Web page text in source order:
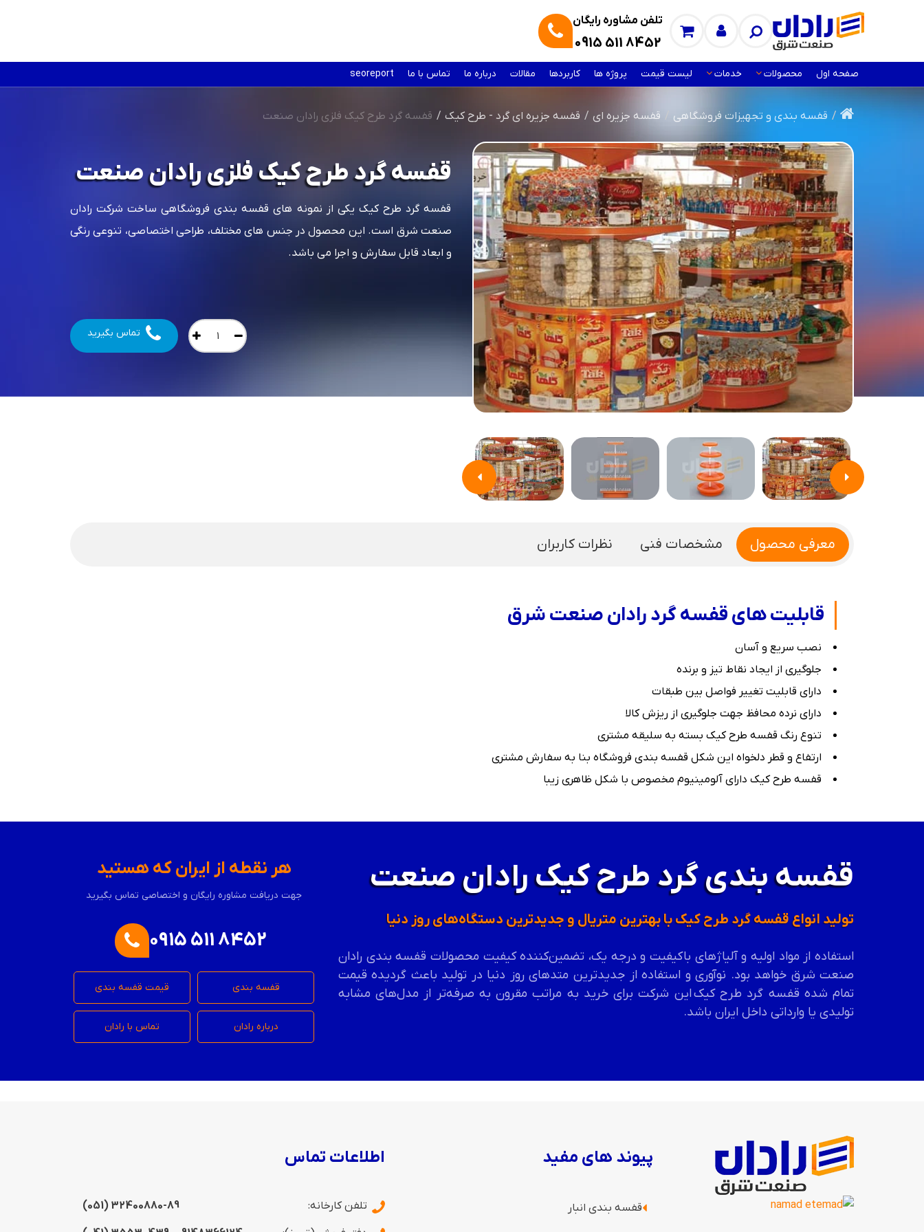
تلفن مشاوره رایگان
0915 511 8452
صفحه اول محصولات خدمات لیست قیمت پروژه ها کاربردها مقالات درباره ما تماس با ما seoreport
قفسه بندی و تجهیزات فروشگاهی قفسه‌ جزیره ای قفسه جزیره ای گرد - طرح کیک قفسه گرد طرح کیک فلزی رادان صنعت
قفسه گرد طرح کیک فلزی رادان صنعت
قفسه گرد طرح کیک یکی از نمونه های قفسه بندی فروشگاهی ساخت شرکت رادان
صنعت شرق است. این محصول در جنس های مختلف، طراحی اختصاصی، تنوعی رنگی
و ابعاد قابل سفارش و اجرا می باشد.
تماس بگیرید
معرفی محصول مشخصات فنی نظرات کاربران
قابلیت های قفسه گرد رادان صنعت شرق
نصب سریع و آسان
جلوگیری از ایجاد نقاط تیز و برنده
دارای قابلیت تغییر فواصل بین طبقات
دارای نرده محافظ جهت جلوگیری از ریزش كالا
تنوع رنگ قفسه طرح کیک بسته به سلیقه مشتری
ارتفاع و قطر دلخواه این شکل قفسه بندی فروشگاه بنا به سفارش مشتری
قفسه طرح کیک دارای آلومینیوم مخصوص با شکل ظاهری زیبا
قفسه بندی گرد طرح کیک رادان صنعت
تولید انواع قفسه گرد طرح کیک با بهترین متریال و جدیدترین دستگاه‌های روز دنیا
استفاده از مواد اولیه و آلیاژهای باکیفیت و درجه یک، تضمین‌کننده کیفیت محصولات قفسه بندی رادان
صنعت شرق خواهد بود. نوآوری و استفاده از جدیدترین متدهای روز دنیا در تولید باعث گردیده قیمت
تمام شده قفسه گرد طرح کیکاین شرکت برای خرید به مراتب مقرون به صرفه‌تر از مدل‌های مشابه
تولیدی یا وارداتی داخل ایران باشد.
هر نقطه از ایران که هستید
جهت دریافت مشاوره رایگان و اختصاصی تماس بگیرید
0915 511 8452
قفسه بندی قیمت قفسه بندی
درباره رادان تماس با رادان
پیوند های مفید
قفسه بندی انبار
اطلاعات تماس
تلفن کارخانه: (051) 32400880-89